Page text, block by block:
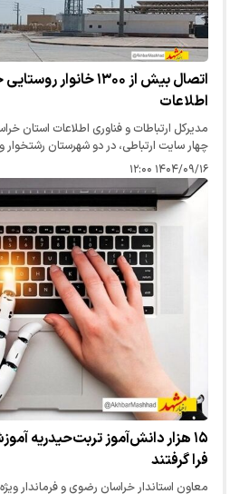
اتصال بیش از ۱۳۰۰
اطلاعات
مدیرکل ارتباطات و فناوری اطلاعات استان
چهار سایت ارتباطی، در دو شهرستان رشتخوار
۱۳۰۰ خانوار روستایی خراسان رضوی به شبکه ملی اطلاعات…
۱۴۰۴/۰۹/۱۶ ۱۲:۰۰
۱۵ هزار دانش‌آموز تربت‌حیدریه
فرا گرفتند